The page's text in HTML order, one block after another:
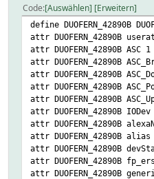
Code Auswählen Erweitern
define DUOFERN_42890B
attr DUOFERN_42890B
attr DUOFERN_42890B ASC 1
attr DUOFERN_42890B
attr DUOFERN_42890B
attr DUOFERN_42890B
attr DUOFERN_42890B
attr DUOFERN_42890B
attr DUOFERN_42890B
attr DUOFERN_42890B
attr DUOFERN_42890B
attr DUOFERN_42890B
attr DUOFERN_42890B